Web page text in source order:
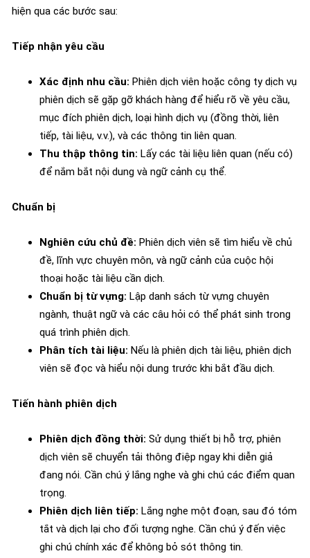
hiện qua các bước sau:
Tiếp nhận yêu cầu
Xác định nhu cầu: Phiên dịch viên hoặc công ty dịch vụ
phiên dịch sẽ gặp gỡ khách hàng để hiểu rõ về yêu cầu,
mục đích phiên dịch, loại hình dịch vụ (đồng thời, liên
tiếp, tài liệu, v.v.), và các thông tin liên quan.
Thu thập thông tin: Lấy các tài liệu liên quan (nếu có)
để nắm bắt nội dung và ngữ cảnh cụ thể.
Chuẩn bị
Nghiên cứu chủ đề: Phiên dịch viên sẽ tìm hiểu về chủ
đề, lĩnh vực chuyên môn, và ngữ cảnh của cuộc hội
thoại hoặc tài liệu cần dịch.
Chuẩn bị từ vựng: Lập danh sách từ vựng chuyên
ngành, thuật ngữ và các câu hỏi có thể phát sinh trong
quá trình phiên dịch.
Phân tích tài liệu: Nếu là phiên dịch tài liệu, phiên dịch
viên sẽ đọc và hiểu nội dung trước khi bắt đầu dịch.
Tiến hành phiên dịch
Phiên dịch đồng thời: Sử dụng thiết bị hỗ trợ, phiên
dịch viên sẽ chuyển tải thông điệp ngay khi diễn giả
đang nói. Cần chú ý lắng nghe và ghi chú các điểm quan
trọng.
Phiên dịch liên tiếp: Lắng nghe một đoạn, sau đó tóm
tắt và dịch lại cho đối tượng nghe. Cần chú ý đến việc
ghi chú chính xác để không bỏ sót thông tin.